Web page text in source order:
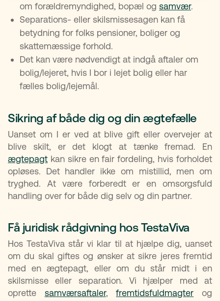
om forældremyndighed, bopæl og samvær.
Separations- eller skilsmissesagen kan få
betydning for folks pensioner, boliger og
skattemæssige forhold.
Det kan være nødvendigt at indgå aftaler om
bolig/lejeret, hvis I bor i lejet bolig eller har
fælles bolig/lejemål.
Sikring af både dig og din ægtefælle​
Uanset om I er ved at blive gift eller overvejer at
blive skilt, er det klogt at tænke fremad. En
ægtepagt kan sikre en fair fordeling, hvis forholdet
opløses. Det handler ikke om mistillid, men om
tryghed. At være forberedt er en omsorgsfuld
handling over for både dig selv og din partner.
Få juridisk rådgivning hos TestaViva​
Hos TestaViva står vi klar til at hjælpe dig, uanset
om du skal giftes og ønsker at sikre jeres fremtid
med en ægtepagt, eller om du står midt i en
skilsmisse eller separation. Vi hjælper med at
oprette samværsaftaler,fremtidsfuldmagter og